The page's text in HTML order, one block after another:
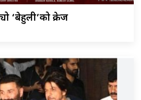
‘बेहुली’को क्रेज